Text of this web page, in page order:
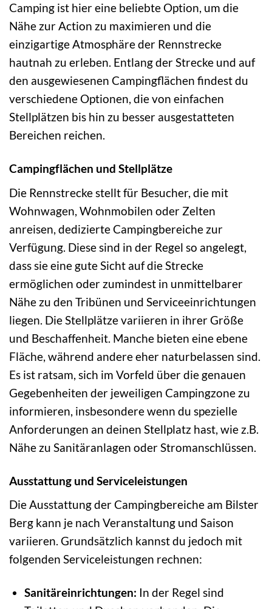
Camping ist hier eine beliebte Option, um die
Nähe zur Action zu maximieren und die
einzigartige Atmosphäre der Rennstrecke
hautnah zu erleben. Entlang der Strecke und auf
den ausgewiesenen Campingflächen findest du
verschiedene Optionen, die von einfachen
Stellplätzen bis hin zu besser ausgestatteten
Bereichen reichen.
Campingflächen und Stellplätze
Die Rennstrecke stellt für Besucher, die mit
Wohnwagen, Wohnmobilen oder Zelten
anreisen, dedizierte Campingbereiche zur
Verfügung. Diese sind in der Regel so angelegt,
dass sie eine gute Sicht auf die Strecke
ermöglichen oder zumindest in unmittelbarer
Nähe zu den Tribünen und Serviceeinrichtungen
liegen. Die Stellplätze variieren in ihrer Größe
und Beschaffenheit. Manche bieten eine ebene
Fläche, während andere eher naturbelassen sind.
Es ist ratsam, sich im Vorfeld über die genauen
Gegebenheiten der jeweiligen Campingzone zu
informieren, insbesondere wenn du spezielle
Anforderungen an deinen Stellplatz hast, wie z.B.
Nähe zu Sanitäranlagen oder Stromanschlüssen.
Ausstattung und Serviceleistungen
Die Ausstattung der Campingbereiche am Bilster
Berg kann je nach Veranstaltung und Saison
variieren. Grundsätzlich kannst du jedoch mit
folgenden Serviceleistungen rechnen:
Sanitäreinrichtungen: In der Regel sind